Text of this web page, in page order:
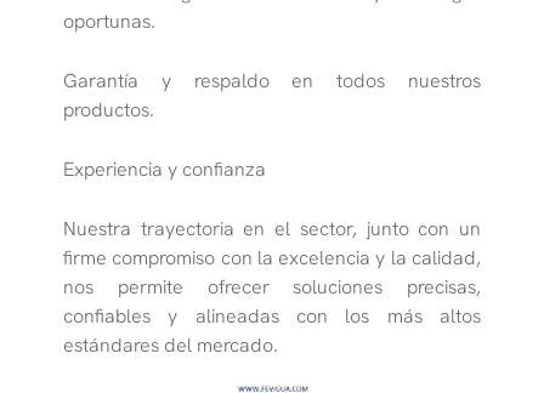
oportunas.
Garantía y respaldo en todos nuestros
productos.
Experiencia y confianza
Nuestra trayectoria en el sector, junto con un
firme compromiso con la excelencia y la calidad,
nos permite ofrecer soluciones precisas,
confiables y alineadas con los más altos
estándares del mercado.